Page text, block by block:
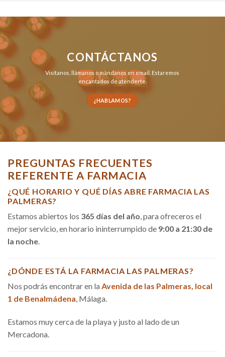
CONTÁCTANOS
Visítanos, llámanosomándanos en email . Estaremos
encantados de atenderte.
¿HABLAMOS?
PREGUNTAS FRECUENTES
REFERENTE A FARMACIA
¿QUÉ HORARIO Y QUÉ DÍAS ABRE FARMACIA LAS
PALMERAS?
Estamos abiertos los 365 días del año, para ofreceros el
mejor servicio, en horario ininterrumpido de 9:00 a 21:30 de
la noche.
¿DÓNDE ESTÁ LA FARMACIA LAS PALMERAS?
Nos podrás encontrar en la Avenida de las Palmeras, local
1 de Benalmádena, Málaga.
Estamos muy cerca de la playa y justo al lado de un
Mercadona.